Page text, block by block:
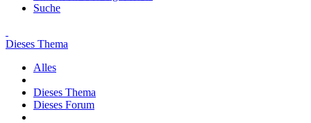
Suche
Dieses Thema
Alles
Dieses Thema
Dieses Forum